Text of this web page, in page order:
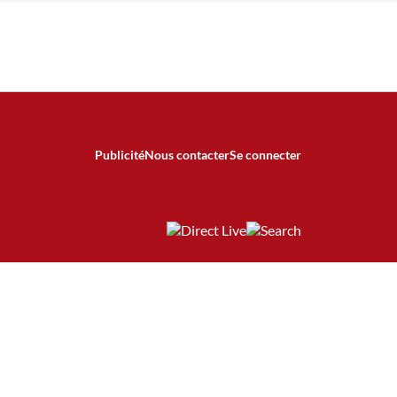
PublicitéNous contacterSe connecter